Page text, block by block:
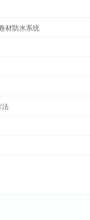
材防水系统
法